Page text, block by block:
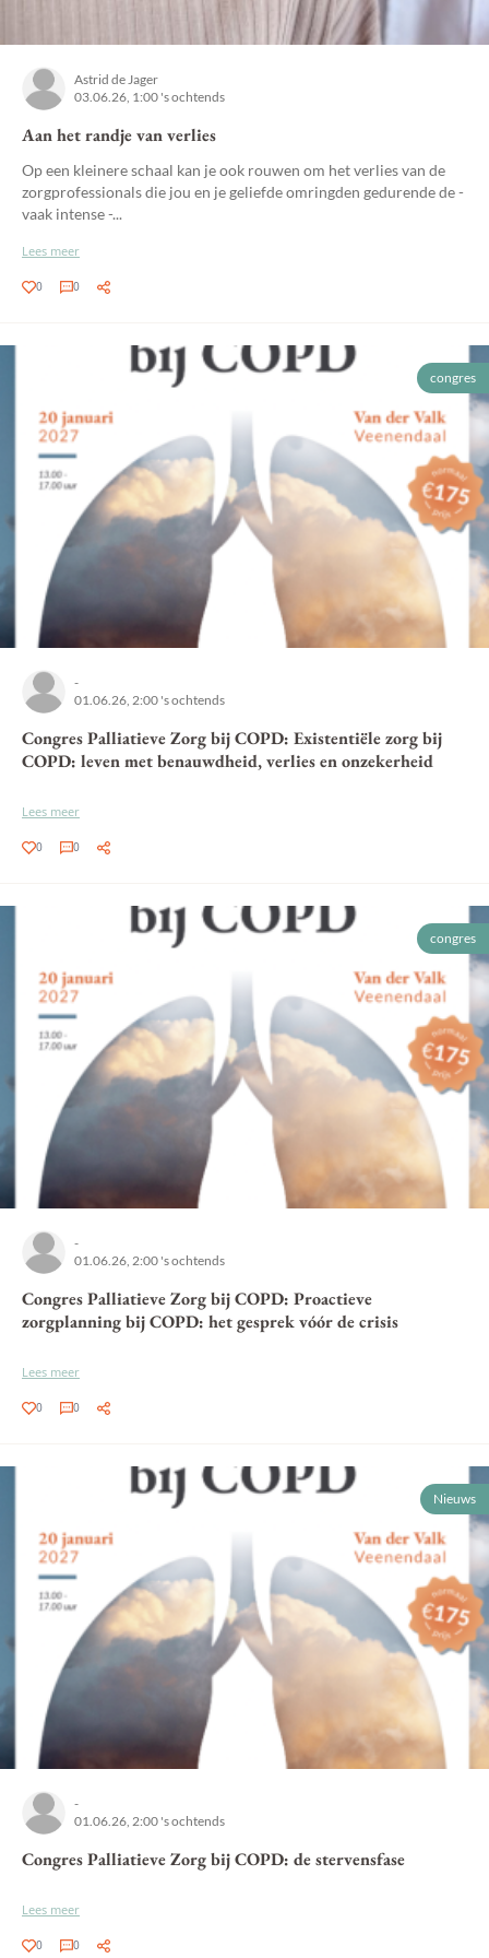
Astrid de Jager
03.06.26, 1:00 's ochtends
Aan het randje van verlies
Op een kleinere schaal kan je ook rouwen om het verlies van de
zorgprofessionals die jou en je geliefde omringden gedurende de -
vaak intense -...
Lees meer
0 0
congres
-
01.06.26, 2:00 's ochtends
Congres Palliatieve Zorg bij COPD: Existentiële zorg bij
COPD: leven met benauwdheid, verlies en onzekerheid
Lees meer
0 0
congres
-
01.06.26, 2:00 's ochtends
Congres Palliatieve Zorg bij COPD: Proactieve
zorgplanning bij COPD: het gesprek vóór de crisis
Lees meer
0 0
Nieuws
-
01.06.26, 2:00 's ochtends
Congres Palliatieve Zorg bij COPD: de stervensfase
Lees meer
0 0